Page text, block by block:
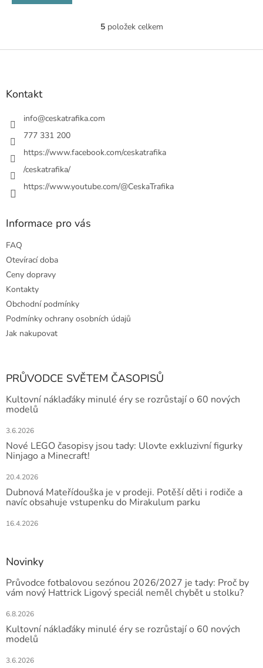
O
l
k
ý
5položek celkem
Z
Kontakt
info@ceskatrafika.com
777 331 200
https://www.facebook.com/ceskatrafika
/ceskatrafika/
https://www.youtube.com/@CeskaTrafika
Informace pro vás
FAQ
Otevírací doba
Ceny dopravy
Kontakty
Obchodní podmínky
Podmínky ochrany osobních údajů
Jak nakupovat
PRŮVODCE SVĚTEM ČASOPISŮ
Kultovní náklaďáky minulé éry se rozrůstají o 60 nových
modelů
3.6.2026
Nové LEGO časopisy jsou tady: Ulovte exkluzivní figurky
Ninjago a Minecraft!
20.4.2026
Dubnová Mateřídouška je v prodeji. Potěší děti i rodiče a
navíc obsahuje vstupenku do Mirakulum parku
16.4.2026
Novinky
Průvodce fotbalovou sezónou 2026/2027 je tady: Proč by
vám nový Hattrick Ligový speciál neměl chybět u stolku?
6.8.2026
Kultovní náklaďáky minulé éry se rozrůstají o 60 nových
modelů
3.6.2026